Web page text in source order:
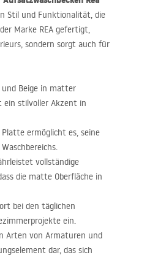
Stil und Funktionalität, die
Marke REA gefertigt,
sondern sorgt auch für
und Beige in matter
ein stilvoller Akzent in
ermöglicht es, seine
vollständige
die matte Oberfläche in
bei den täglichen
ein.
Arten von Armaturen und
dar, das sich